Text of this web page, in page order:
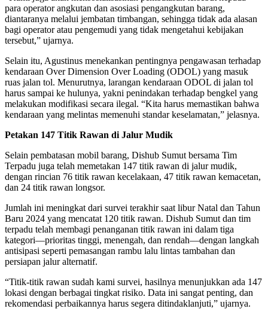
para operator angkutan dan asosiasi pengangkutan barang,
diantaranya melalui jembatan timbangan, sehingga tidak ada alasan
bagi operator atau pengemudi yang tidak mengetahui kebijakan
tersebut,” ujarnya.
Selain itu, Agustinus menekankan pentingnya pengawasan terhadap
kendaraan Over Dimension Over Loading (ODOL) yang masuk
ruas jalan tol. Menurutnya, larangan kendaraan ODOL di jalan tol
harus sampai ke hulunya, yakni penindakan terhadap bengkel yang
melakukan modifikasi secara ilegal. “Kita harus memastikan bahwa
kendaraan yang melintas memenuhi standar keselamatan,” jelasnya.
Petakan 147 Titik Rawan di Jalur Mudik
Selain pembatasan mobil barang, Dishub Sumut bersama Tim
Terpadu juga telah memetakan 147 titik rawan di jalur mudik,
dengan rincian 76 titik rawan kecelakaan, 47 titik rawan kemacetan,
dan 24 titik rawan longsor.
Jumlah ini meningkat dari survei terakhir saat libur Natal dan Tahun
Baru 2024 yang mencatat 120 titik rawan. Dishub Sumut dan tim
terpadu telah membagi penanganan titik rawan ini dalam tiga
kategori—prioritas tinggi, menengah, dan rendah—dengan langkah
antisipasi seperti pemasangan rambu lalu lintas tambahan dan
persiapan jalur alternatif.
“Titik-titik rawan sudah kami survei, hasilnya menunjukkan ada 147
lokasi dengan berbagai tingkat risiko. Data ini sangat penting, dan
rekomendasi perbaikannya harus segera ditindaklanjuti,” ujarnya.